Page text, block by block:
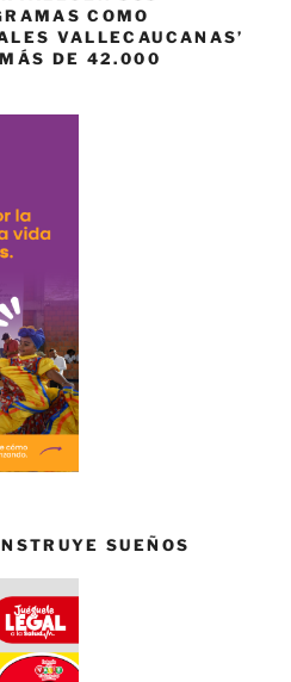
COMO
VALLECAUCANAS’
DE 42.000
SUEÑOS